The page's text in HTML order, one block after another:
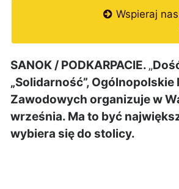
Wspieraj
SANOK / PODKARPACIE. „
„Solidarność”,
Zawodowych organizuje w
września. Ma to być
wybiera się do stolicy.